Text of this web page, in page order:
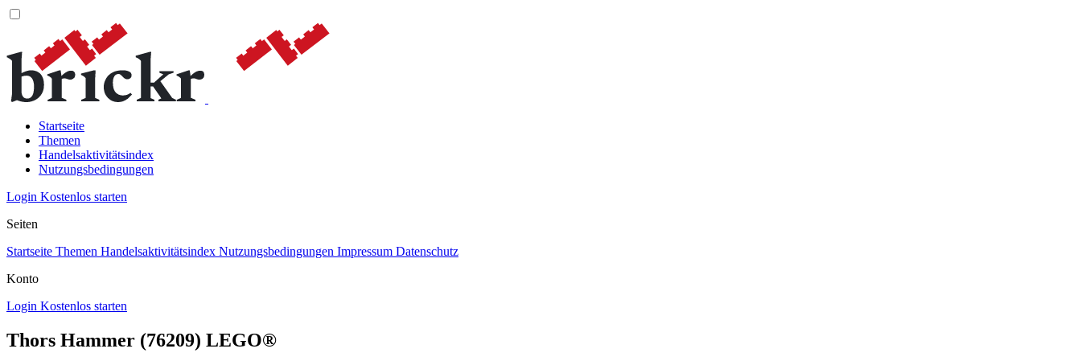
Startseite
Themen
Handelsaktivitätsindex
Nutzungsbedingungen
Login Kostenlos starten
Seiten
Startseite Themen Handelsaktivitätsindex Nutzungsbedingungen Impressum Datenschutz
Konto
Login Kostenlos starten
Thors Hammer (76209) LEGO®